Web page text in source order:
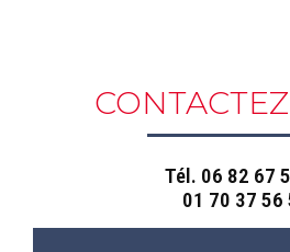
Tél. 06 82 67
01 70 37 56